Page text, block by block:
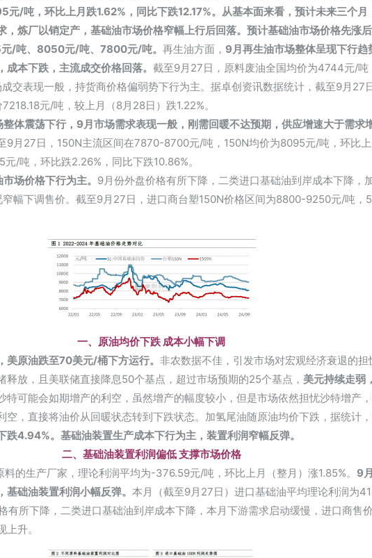
/吨，环比上月跌1.62%，同比下跌12.17%。从基本面来看，预计未来三个月
，炼厂以销定产，基础油市场价格窄幅上行后回落。预计基础油市场价格先涨
/吨、8050元/吨、7800元/吨。 再生油方面， 9月再生油市场整体呈现下行趋
本下跌，主流成交价格回落。 截至9月27日，原料废油全国均价为4744元/吨
交表现一般，持货商价格偏弱势下行为主。据卓创资讯数据统计，截至9月27
元/吨，较上月（8月28日）跌1.22%。
体震荡下行，9月市场需求表现一般，刚需回暖不达预期，供应增速大于需求
9月27日，150N主流区间在7870-8700元/吨，150N均价为8095元/吨，环比
/吨，环比跌2.26%，同比下跌10.86%。
场价格下行为主。 9月份外盘价格有所下降，二类进口基础油到岸成本下降，
幅下调售价。截至9月27日，进口商台塑150N价格区间为8800-9250元/吨，
一、原油均价下跌 成本小幅下调
原油跌至70美元/桶下方运行。 非农数据不佳，引发市场对宏观经济衰退的
放，且美联储直接降息50个基点，超过市场预期的25个基点， 美元持续走弱
特可能会如期增产的利空，虽然增产的幅度较小，但是市场依然担忧沙特增产
，直接将油价从回暖状态转到下跌状态。加氢尾油随原油均价下跌，据统计，
4.94%。基础油装置生产成本下行为主，装置利润窄幅反弹。
二、基础油装置利润偏低 支撑市场价格
的生产厂家，理论利润平均为-376.59元/吨，环比上月（整月）涨1.85%。 9
础油装置利润小幅反弹。 本月（截至9月27日）进口基础油平均理论利润为
有所下降，二类进口基础油到岸成本下降，本月下游需求启动缓慢，进口商售
升。